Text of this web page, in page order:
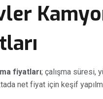
fiyatları; çalışma süresi,
net fiyat için keşif